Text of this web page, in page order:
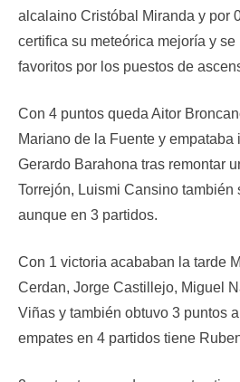
alcalaino Cristóbal Miranda y por
certifica su meteórica mejoría y
favoritos por los puestos de
Con 4 puntos queda Aitor
Mariano de la Fuente y empataba
Gerardo Barahona tras remontar
Torrejón, Luismi Cansino también
aunque en 3 partidos.
Con 1 victoria acababan la tarde
Cerdan, Jorge Castillejo, Miguel
Viñas y también obtuvo 3 puntos
empates en 4 partidos tiene